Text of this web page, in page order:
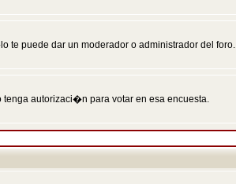
te puede dar un moderador o administrador del foro.
autorizaci�n para votar en esa encuesta.